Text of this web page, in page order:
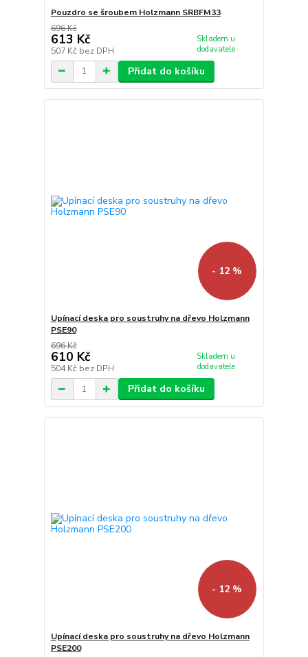
Pouzdro se šroubem Holzmann SRBFM33
696 Kč
613 Kč
507 Kč bez DPH
Skladem u
dodavatele
Přidat do košíku
- 12 %
Upínací deska pro soustruhy na dřevo Holzmann
PSE90
696 Kč
610 Kč
504 Kč bez DPH
Skladem u
dodavatele
Přidat do košíku
- 12 %
Upínací deska pro soustruhy na dřevo Holzmann
PSE200